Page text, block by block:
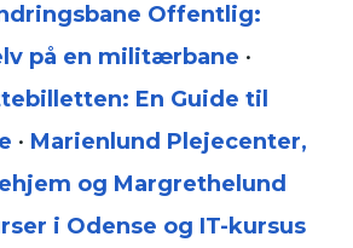
Offentlig:
på en militærbane •
En Guide til
• Marienlund Plejecenter,
og Margrethelund
i Odense og IT-kursus